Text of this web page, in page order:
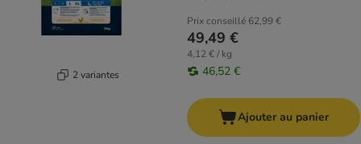
2 variantes
Prix conseillé 62,99 €
49,49 €
4,12 € / kg
46,52 €
Ajouter au panier